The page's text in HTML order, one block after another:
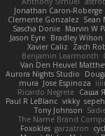
Jonathan Caron-Roberge
Clemente Gonzalez Sean
Sascha Donie Marvin W
Jason Eyre Bradley Wilson
Xavier Caliz
Zach
Benjamin Learmonth
Van Den Heuvel
Aurora Nights Studio
mura Jose Espinoza
Ricardo Negrete Саша
Paul R LeBlanc vikky
Tony Johnson
The Name Brand
Foxokles garzatron